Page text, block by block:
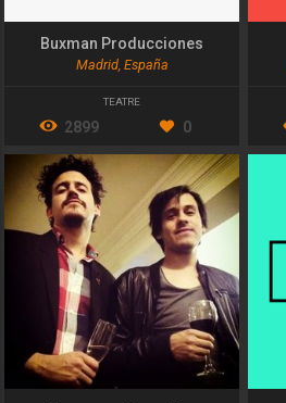
Buxman Producciones
Madrid, España
TEATRE
2899 0